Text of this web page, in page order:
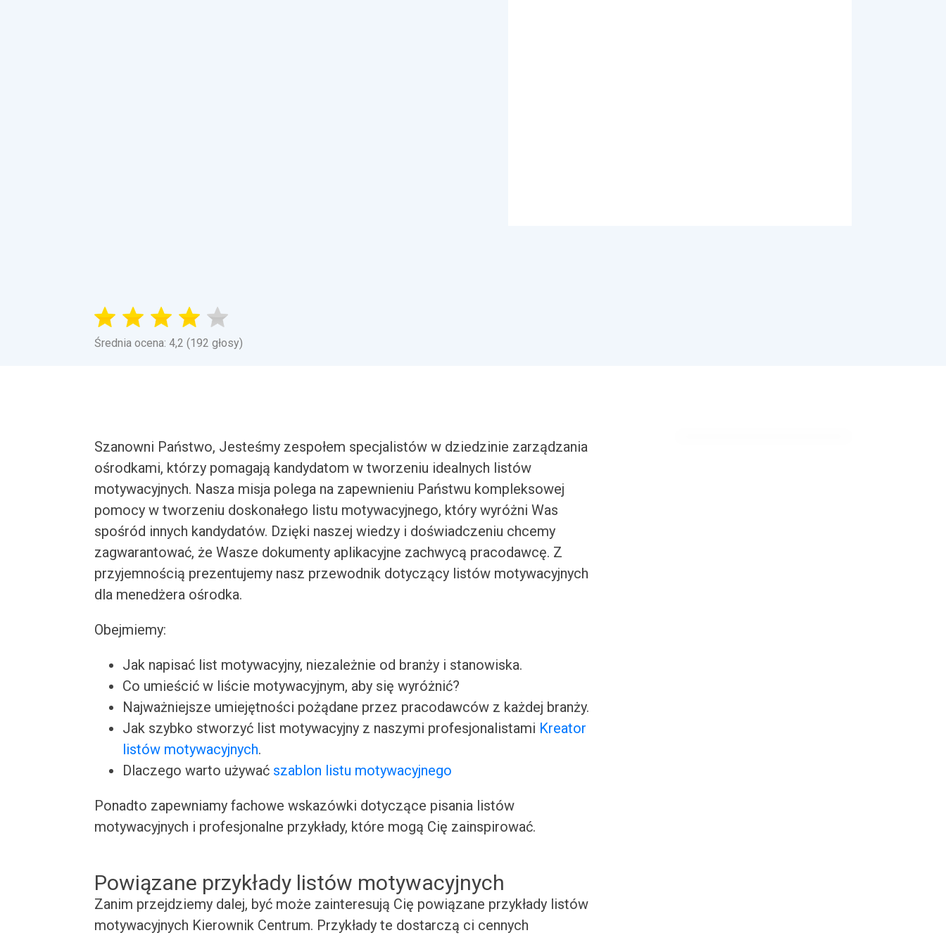
Średnia ocena: 4,2 (192 głosy)
Szanowni Państwo, Jesteśmy zespołem specjalistów w dziedzinie zarządzania
ośrodkami, którzy pomagają kandydatom w tworzeniu idealnych listów
motywacyjnych. Nasza misja polega na zapewnieniu Państwu kompleksowej
pomocy w tworzeniu doskonałego listu motywacyjnego, który wyróżni Was
spośród innych kandydatów. Dzięki naszej wiedzy i doświadczeniu chcemy
zagwarantować, że Wasze dokumenty aplikacyjne zachwycą pracodawcę. Z
przyjemnością prezentujemy nasz przewodnik dotyczący listów motywacyjnych
dla menedżera ośrodka.
Obejmiemy:
Jak napisać list motywacyjny, niezależnie od branży i stanowiska.
Co umieścić w liście motywacyjnym, aby się wyróżnić?
Najważniejsze umiejętności pożądane przez pracodawców z każdej branży.
Jak szybko stworzyć list motywacyjny z naszymi profesjonalistami Kreator
listów motywacyjnych.
Dlaczego warto używać szablon listu motywacyjnego
Ponadto zapewniamy fachowe wskazówki dotyczące pisania listów
motywacyjnych i profesjonalne przykłady, które mogą Cię zainspirować.
Powiązane przykłady listów motywacyjnych
Zanim przejdziemy dalej, być może zainteresują Cię powiązane przykłady listów
motywacyjnych Kierownik Centrum. Przykłady te dostarczą ci cennych